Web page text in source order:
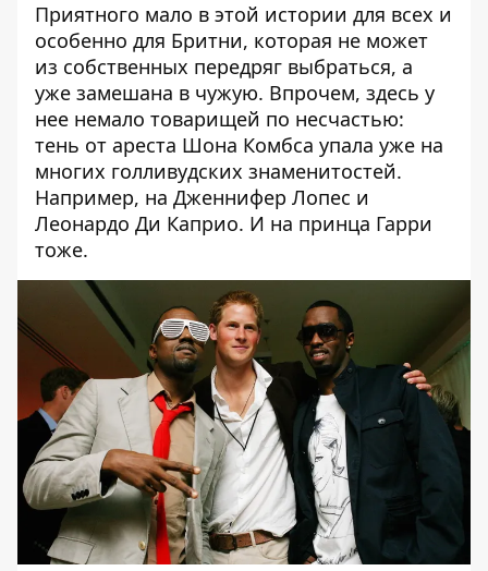
Приятного мало в этой истории для всех и
особенно для Бритни, которая не может
из собственных передряг выбраться, а
уже замешана в чужую. Впрочем, здесь у
нее немало товарищей по несчастью:
тень от ареста Шона Комбса упала уже на
многих голливудских знаменитостей.
Например, на Дженнифер Лопес и
Леонардо Ди Каприо. И на принца Гарри
тоже.